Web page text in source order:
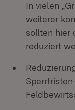
In vielen
weiterer
sollten hier
reduziert